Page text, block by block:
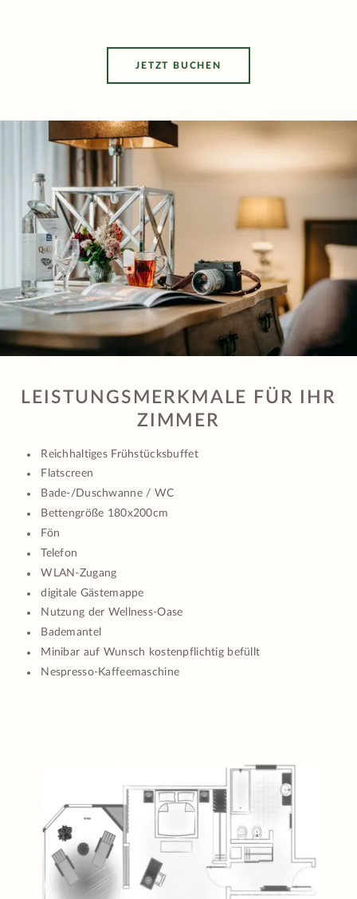
JETZT BUCHEN
LEISTUNGSMERKMALE FÜR IHR
ZIMMER
Reichhaltiges Frühstücksbuffet
Flatscreen
Bade-/Duschwanne / WC
Bettengröße 180x200cm
Fön
Telefon
WLAN-Zugang
digitale Gästemappe
Nutzung der Wellness-Oase
Bademantel
Minibar auf Wunsch kostenpflichtig befüllt
Nespresso-Kaffeemaschine